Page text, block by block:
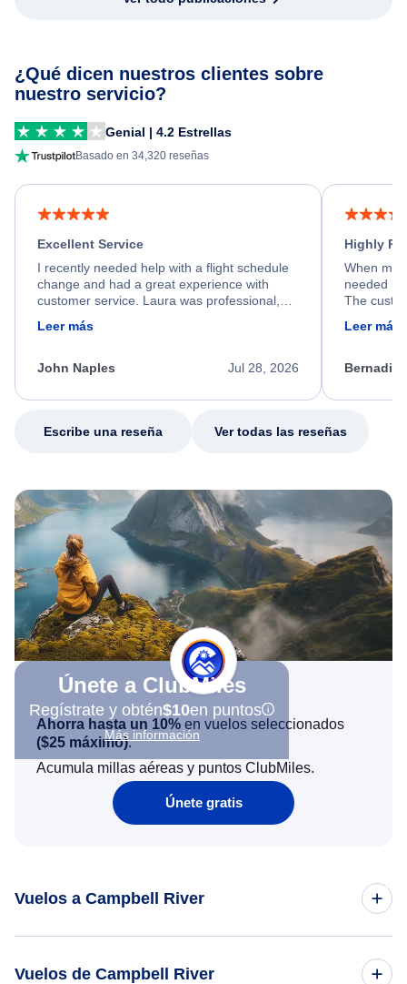
¿Qué dicen nuestros clientes sobre
nuestro servicio?
Genial | 4.2 Estrellas
Basado en 34,320 reseñas
Excellent Service
I recently needed help with a flight schedule
change and had a great experience with
customer service. Laura was professional,
process. She quickly found a solution and
appreciate her excellent service.
Leer más
Jul 28, 2026
John Naples
Highly
When my
needed
The
my issue.
Leer más
Escribe una reseña Ver todas las reseñas
Únete a ClubMiles
Regístrate y obtén$10en puntos
Más información
Ahorra hasta un 10% en vuelos seleccionados
($25 máximo).
Acumula millas aéreas y puntos ClubMiles.
Únete gratis
Vuelos a Campbell River
Vuelos de Campbell River